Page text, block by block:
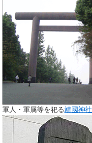
軍人・軍属等を祀る靖國神社